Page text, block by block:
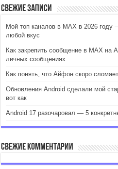
Свежие записи
Мой топ каналов в MAX в 2026 году
любой вкус
Как закрепить сообщение в MAX на
личных сообщениях
Как понять, что Айфон скоро
Обновления Android сделали мой
вот как
Android 17 разочаровал — 5
Свежие комментарии